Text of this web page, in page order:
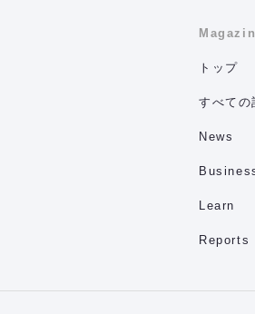
トップ
すべての
News
Learn
Reports